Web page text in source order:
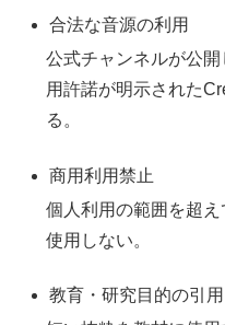
合法な音源の利用
公式チャンネルが公
用許諾が明示された
る。
商用利用禁止
個人利用の範囲を超
使用しない。
教育・研究目的の引用